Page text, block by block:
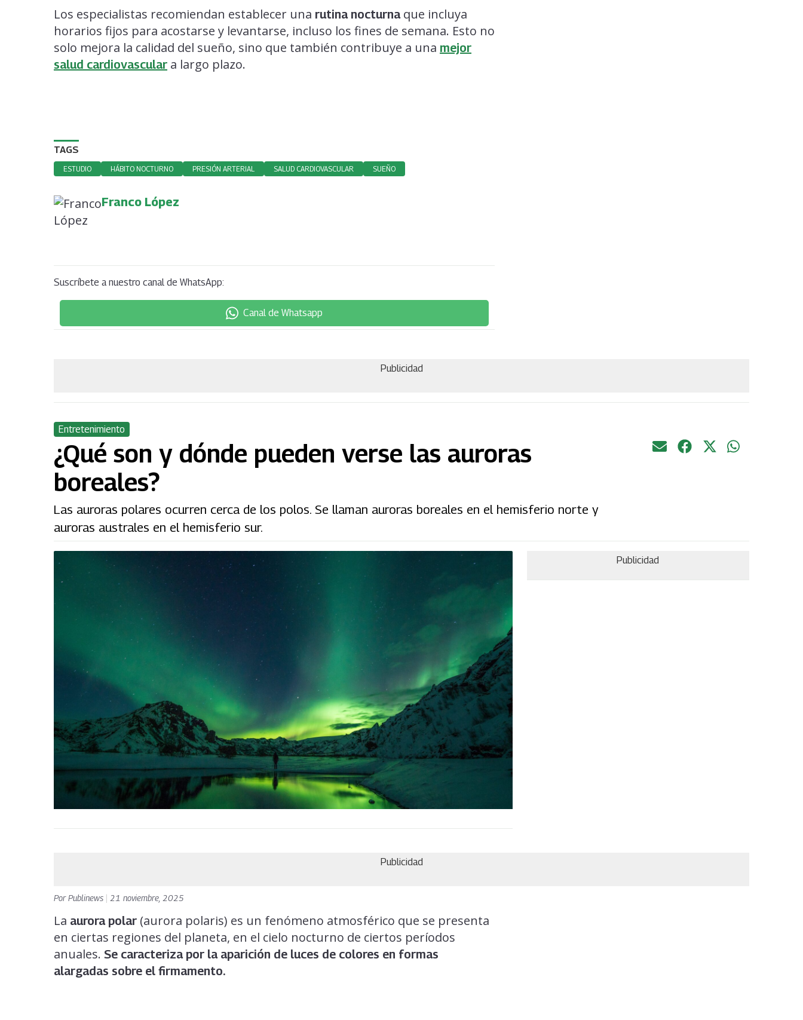
Los especialistas recomiendan establecer una rutina nocturnaque incluya
horarios fijos para acostarse y levantarse, incluso los fines de semana. Esto no
solo mejora la calidad del sueño, sino que también contribuye a una mejor
salud cardiovascular a largo plazo.
TAGS
ESTUDIO HÁBITO NOCTURNO PRESIÓN ARTERIAL SALUD CARDIOVASCULAR SUEÑO
Franco López
Suscríbete a nuestro canal de WhatsApp:
Canal de Whatsapp
Publicidad
Entretenimiento
¿Qué son y dónde pueden verse las auroras
boreales?
Las auroras polares ocurren cerca de los polos. Se llaman auroras boreales en el hemisferio norte y
auroras australes en el hemisferio sur.
Publicidad
Publicidad
PorPublinews 21 noviembre, 2025
La aurora polar (aurora polaris) es un fenómeno atmosférico que se presenta
en ciertas regiones del planeta, en el cielo nocturno de ciertos períodos
anuales. Se caracteriza por la aparición de luces de colores en formas
alargadas sobre el firmamento.